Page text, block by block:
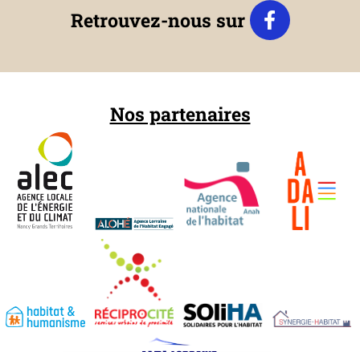
Retrouvez-nous sur
Nos partenaires